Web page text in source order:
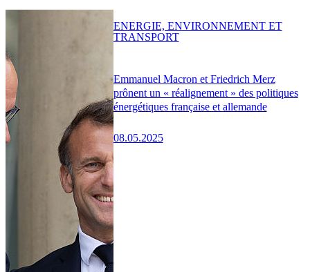
Emmanuel Macron et Friedrich Merz
prônent un « réalignement » des politiques
énergétiques française et allemande
08.05.2025
ENERGIE, ENVIRONNEMENT ET
TRANSPORT